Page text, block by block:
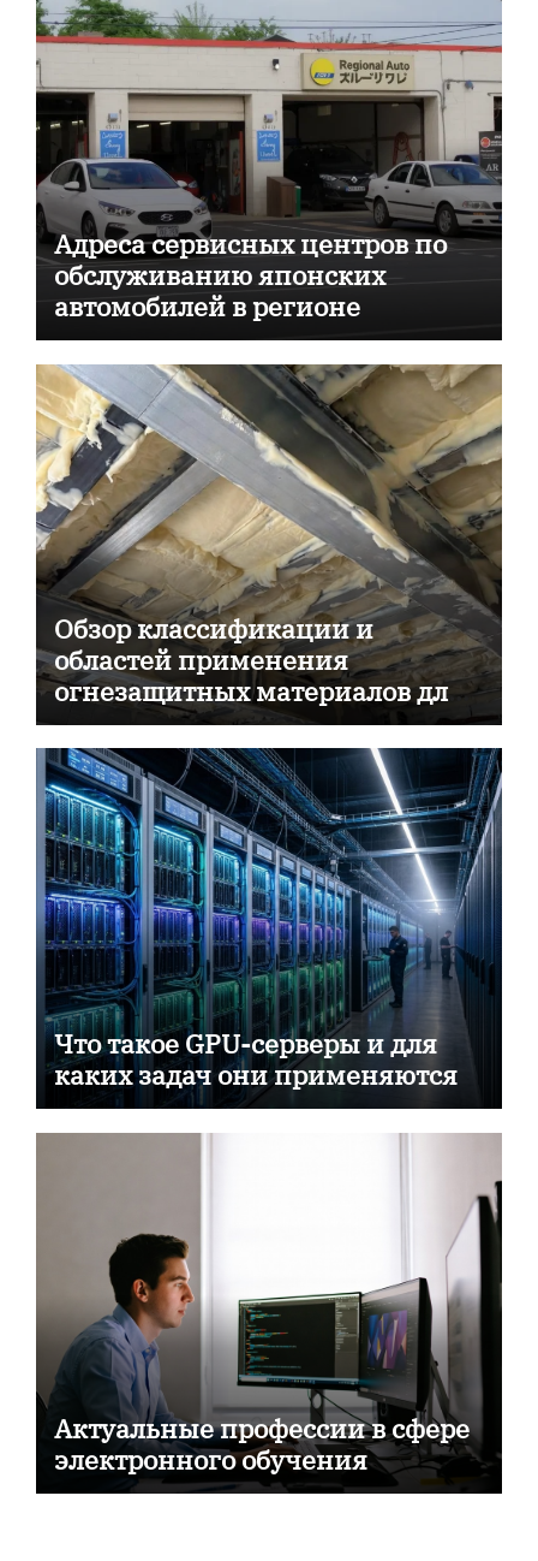
Адреса сервисных центров по
обслуживанию японских
автомобилей в регионе
Обзор классификации и
областей применения
огнезащитных материалов для
пассивной противопожарной
защиты
Что такое GPU-серверы и для
каких задач они применяются
Актуальные профессии в сфере
электронного обучения